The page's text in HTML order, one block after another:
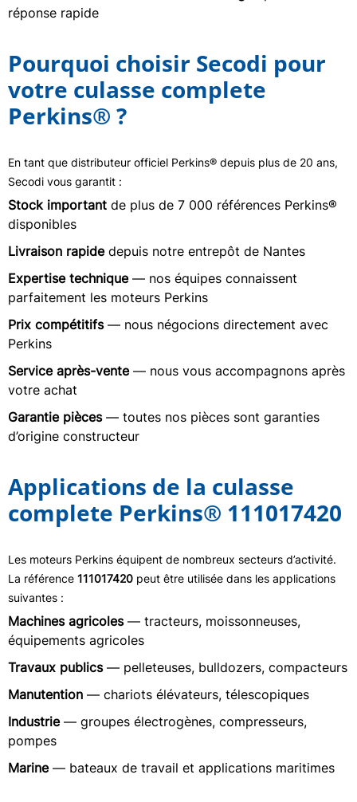
réponse rapide
Pourquoi choisir Secodi pour
votre culasse complete
Perkins® ?
En tant que distributeur officiel Perkins® depuis plus de 20 ans,
Secodi vous garantit :
Stock important de plus de 7 000 références Perkins®
disponibles
Livraison rapidedepuis notre entrepôt de Nantes
Expertise technique— nos équipes connaissent
parfaitement les moteurs Perkins
Prix compétitifs— nous négocions directement avec
Perkins
Service après-vente— nous vous accompagnons après
votre achat
Garantie pièces— toutes nos pièces sont garanties
d’origine constructeur
Applications de la culasse
complete Perkins® 111017420
Les moteurs Perkins équipent de nombreux secteurs d’activité.
La référence 111017420 peut être utilisée dans les applications
suivantes :
Machines agricoles— tracteurs, moissonneuses,
équipements agricoles
Travaux publics— pelleteuses, bulldozers, compacteurs
Manutention — chariots élévateurs, télescopiques
Industrie— groupes électrogènes, compresseurs,
pompes
Marine— bateaux de travail et applications maritimes